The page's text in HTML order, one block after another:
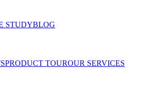
STUDYBLOG
PRODUCT TOUROUR SERVICES